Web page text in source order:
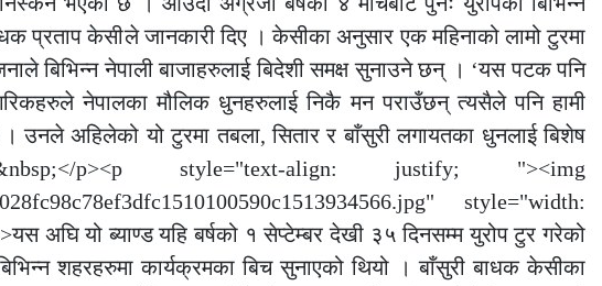
प्रताप केसीले जानकारी दिए । केसीका अनुसार एक महिनाको लामो टुरमा
बिभिन्न नेपाली बाजाहरुलाई बिदेशी समक्ष सुनाउने छन् । ‘यस पटक पनि
नेपालका मौलिक धुनहरुलाई निकै मन पराउँछन् त्यसैले पनि हामी
उनले अहिलेको यो टुरमा तबला, सितार र बाँसुरी लगायतका धुनलाई बिशेष
p><p style="text-align: justify; "><img
style="width:
यो ब्याण्ड यहि बर्षको १ सेप्टेम्बर देखी ३५ दिनसम्म युरोप टुर गरेको
शहरहरुमा कार्यक्रमका बिच सुनाएको थियो । बाँसुरी बाधक केसीका